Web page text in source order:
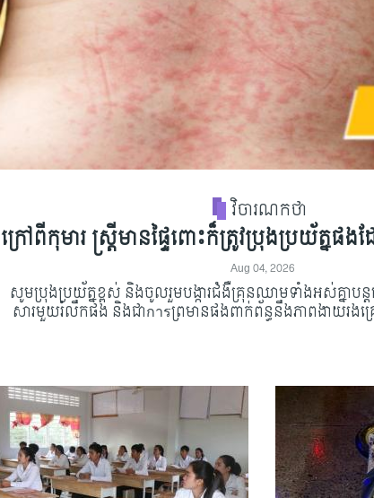
វិចារណកថា
ក្រៅពីកុមារ ស្ត្រីមានផ្ទៃពោះក៏ត្រូវប្រុងប្រយ័ត្ន
Aug 04, 2026
សូមប្រុងប្រយ័ត្នខ្ពស់ និងចូលរួមបង្ការជំងឺគ្រុនឈាមទាំងអស់គ្នាប
សារមួយរំលឹកផង និងជាการព្រមានផងពាក់ព័ន្ធនឹងភាពងាយរងគ្រ